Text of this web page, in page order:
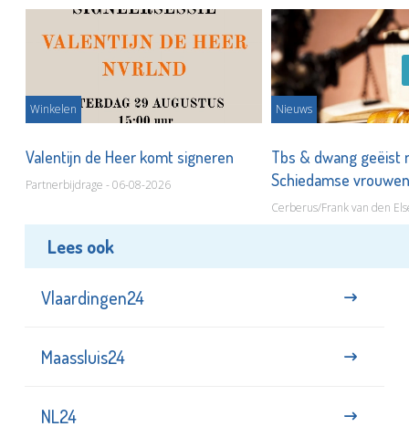
Winkelen
Valentijn de Heer komt signeren
Partnerbijdrage - 06-08-2026
Nieuws
Tbs & dwang geëist
Schiedamse
Cerberus/Frank van den
Lees ook
Vlaardingen24
Maassluis24
NL24